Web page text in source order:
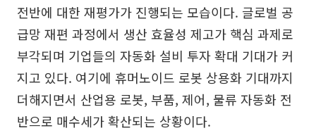
전반에 대한 재평가가 진행되는 모습이다. 글로벌 공
급망 재편 과정에서 생산 효율성 제고가 핵심 과제로
부각되며 기업들의 자동화 설비 투자 확대 기대가 커
지고 있다. 여기에 휴머노이드 로봇 상용화 기대까지
더해지면서 산업용 로봇, 부품, 제어, 물류 자동화 전
반으로 매수세가 확산되는 상황이다.